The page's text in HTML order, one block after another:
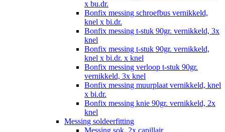
x bu.dr.
Bonfix messing schroefbus vernikkeld,
knel x bi.dr.
Bonfix messing t-stuk 90gr. vernikkeld, 3x
knel
Bonfix messing t-stuk 90gr. vernikkeld,
knel x bi.dr. x knel
Bonfix messing verloop t-stuk 90gr.
vernikkeld, 3x knel
Bonfix messing muurplaat vernikkeld, knel
x bi.dr.
Bonfix messing knie 90gr. vernikkeld, 2x
knel
Messing soldeerfitting
Messing sok, 2x capillair